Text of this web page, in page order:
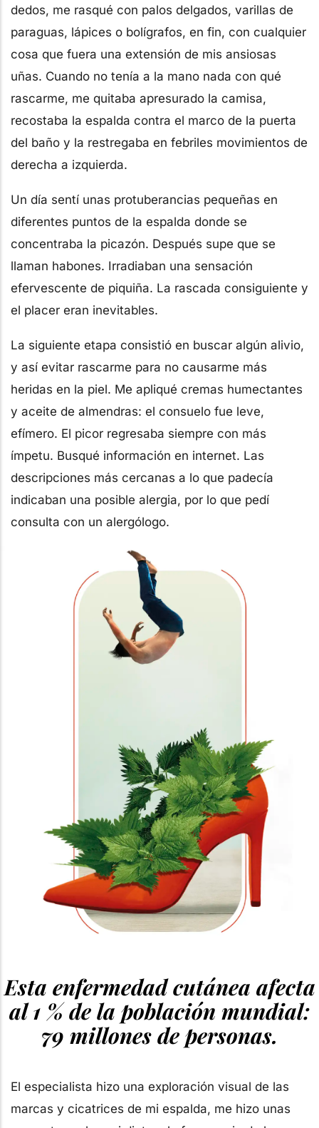
dedos, me rasqué con palos delgados, varillas de
paraguas, lápices o bolígrafos, en fin, con cualquier
cosa que fuera una extensión de mis ansiosas
uñas. Cuando no tenía a la mano nada con qué
rascarme, me quitaba apresurado la camisa,
recostaba la espalda contra el marco de la puerta
del baño y la restregaba en febriles movimientos de
derecha a izquierda.
Un día sentí unas protuberancias pequeñas en
diferentes puntos de la espalda donde se
concentraba la picazón. Después supe que se
llaman habones. Irradiaban una sensación
efervescente de piquiña. La rascada consiguiente y
el placer eran inevitables.
La siguiente etapa consistió en buscar algún alivio,
y así evitar rascarme para no causarme más
heridas en la piel. Me apliqué cremas humectantes
y aceite de almendras: el consuelo fue leve,
efímero. El picor regresaba siempre con más
ímpetu. Busqué información en internet. Las
descripciones más cercanas a lo que padecía
indicaban una posible alergia, por lo que pedí
consulta con un alergólogo.
Esta enfermedad cutánea afecta
al 1 % de la población mundial:
79 millones de personas.
El especialista hizo una exploración visual de las
marcas y cicatrices de mi espalda, me hizo unas